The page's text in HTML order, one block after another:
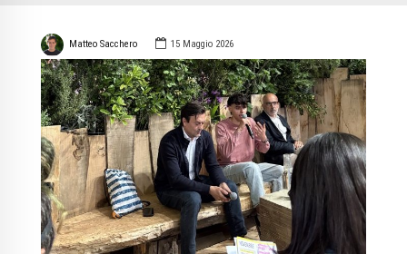
Matteo Sacchero 15 Maggio 2026